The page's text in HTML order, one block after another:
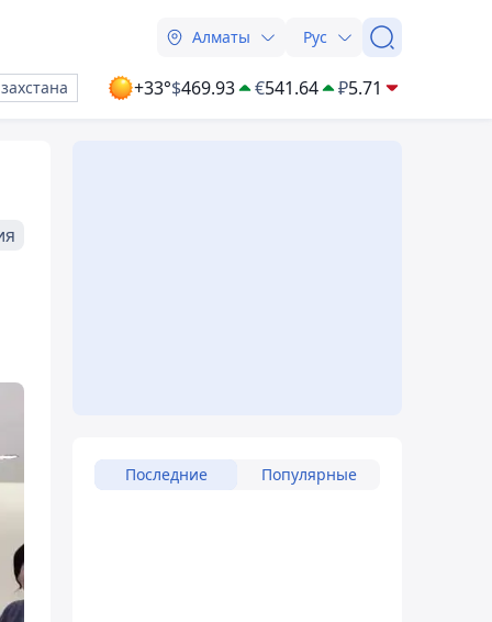
Алматы Рус
+33°$469.93 €541.64 ₽5.71
Последние Популярные